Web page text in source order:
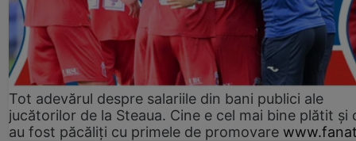
Tot adevărul despre salariile din bani publici ale
jucătorilor de la Steaua. Cine e cel mai bine plătit și
au fost păcăliți cu primele de promovare